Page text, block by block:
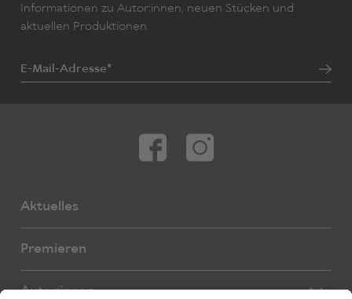
Informationen zu Autor:innen, neuen Stücken und
aktuellen Produktionen.
E-Mail-Adresse*
Aktuelles
Premieren
Autor:innen